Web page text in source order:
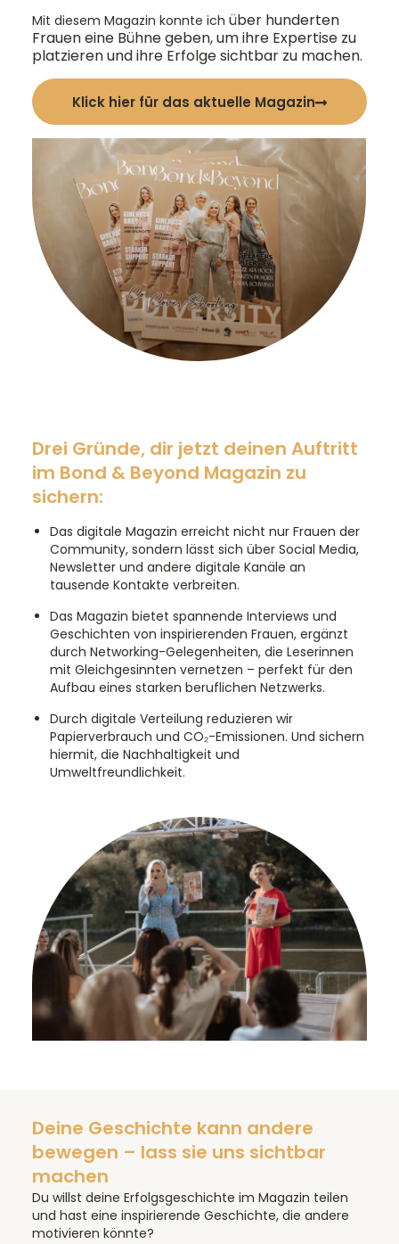
Mit diesem Magazin konnte ich über hunderten
Frauen eine Bühne geben, um ihre Expertise zu
platzieren und ihre Erfolge sichtbar zu machen.
Klick hier für das aktuelle Magazin
Drei Gründe, dir jetzt deinen Auftritt
im Bond & Beyond Magazin zu
sichern:
Das digitale Magazin erreicht nicht nur Frauen der
Community, sondern lässt sich über Social Media,
Newsletter und andere digitale Kanäle an
tausende Kontakte verbreiten.
Das Magazin bietet spannende Interviews und
Geschichten von inspirierenden Frauen, ergänzt
durch Networking-Gelegenheiten, die Leserinnen
mit Gleichgesinnten vernetzen – perfekt für den
Aufbau eines starken beruflichen Netzwerks.
Durch digitale Verteilung reduzieren wir
Papierverbrauch und CO₂-Emissionen. Und sichern
hiermit, die Nachhaltigkeit und
Umweltfreundlichkeit.
Deine Geschichte kann andere
bewegen – lass sie uns sichtbar
machen
Du willst deine Erfolgsgeschichte im Magazin teilen
und hast eine inspirierende Geschichte, die andere
motivieren könnte?